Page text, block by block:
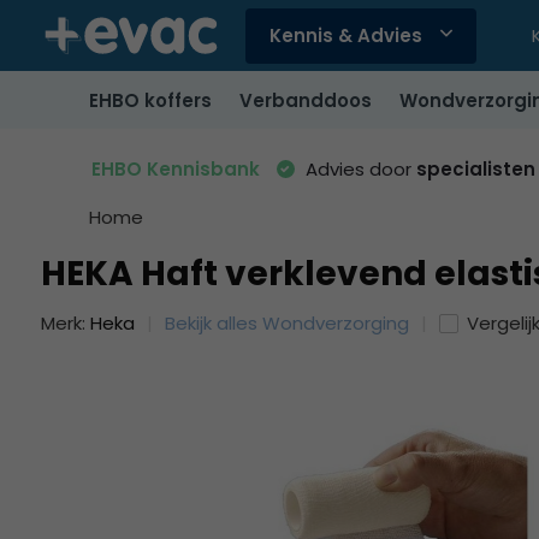
Kennis & Advies
Gebruik
de
pijltjes
beschikbaar
te
EHBO koffers Verbanddoos
EHBO Kennisbank Advies door specialisten
Home
HEKA Haft verklevend
Merk: Heka Bekijk alles Wondverzorging Vergelijk